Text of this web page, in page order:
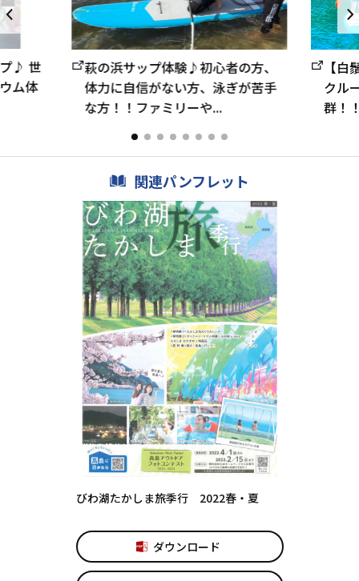
♪ 世
ム体
萩の浜サップ体験♪初心者の方、
体力に自信がない方、泳ぎが苦手
な方！！ファミリーや...
【
クル
群！
関連パンフレット
びわ湖たかしま旅季行 2022春・夏
ダウンロード